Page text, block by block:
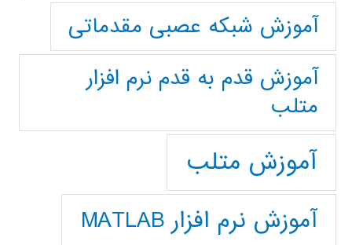
آموزش شبکه عصبی مقدماتی
آموزش قدم به قدم نرم افزار
متلب
آموزش متلب
آموزش نرم افزار MATLAB